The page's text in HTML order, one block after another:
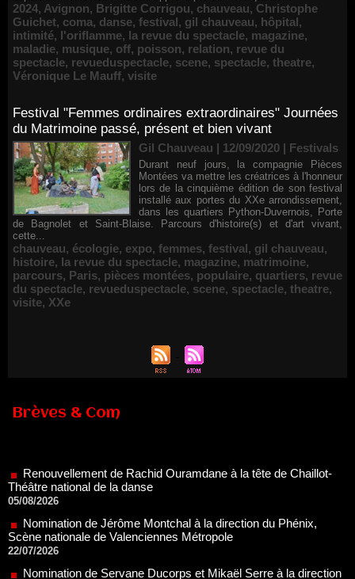
2024, Avignon, Brigitte Corrigou, chauveau, Christophe
Guichet, coma, danse, festival, gil chauveau, hôpital,
intimité, l'oriflamme, la revue du spectacle, magazine,
maladie, musique, off, poisson, relation, revue du
spectacle, revueduspectacle, scene, spectacle, theatre,
Véronique Le Mauff, visite
Festival "Femmes ordinaires extraordinaires" Journées
du Matrimoine passé, présent et bien vivant
Gil Chauveau | 12/09/2020 | Festivals
Durant neuf jours, la compagnie Pièces
Montées va mettre les créatrices à l'honneur
lors de la cinquième édition de son festival
installé aux portes du XXe arrondissement,
dans les quartiers Python-Duvernois, Porte
de Bagnolet et Saint-Blaise. Parcours d'histoire(s) et d'art vivant,
cette...
chauveau, écologie, expo, femmes, festival, gil chauveau,
histoire, la revue du spectacle, magazine, matrimoine,
parcours, Paris, pièces montées, populaire, quartiers, revue
du spectacle, revueduspectacle, scene, spectacle, theatre,
visite, XXe
Brèves & Com
05/08/2026
Nomination de Jérôme Montchal à la direction du Phénix,
Scène nationale de Valenciennes Métropole
22/07/2026
Nomination de Servane Ducorps et Mikaël Serre à la direction
de la Comédie de Colmar - Centre Dramatique National Grand
Est Alsace